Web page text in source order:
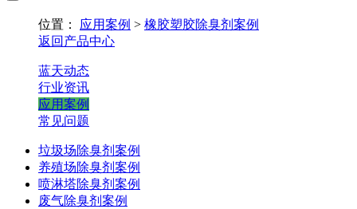
位置： 应用案例 > 橡胶塑胶除臭剂案例
返回产品中心
蓝天动态
行业资讯
应用案例
常见问题
垃圾场除臭剂案例
养殖场除臭剂案例
喷淋塔除臭剂案例
废气除臭剂案例